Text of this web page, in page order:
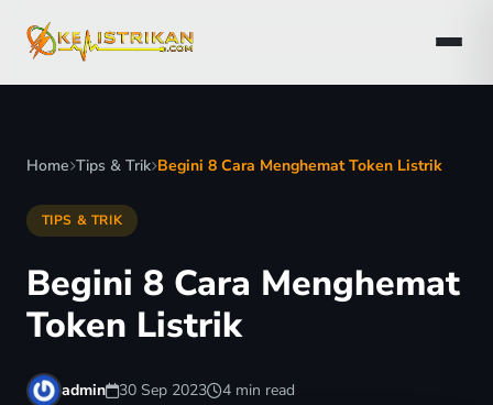
Home Tips & Trik Begini 8 Cara Menghemat Token Listrik
TIPS & TRIK
Begini 8 Cara Menghemat
Token Listrik
admin 30 Sep 2023 4 min read